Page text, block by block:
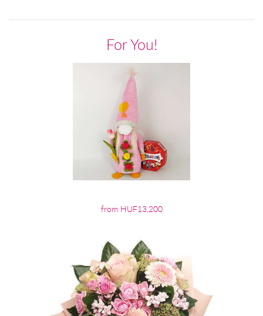
For You!
from HUF13,200